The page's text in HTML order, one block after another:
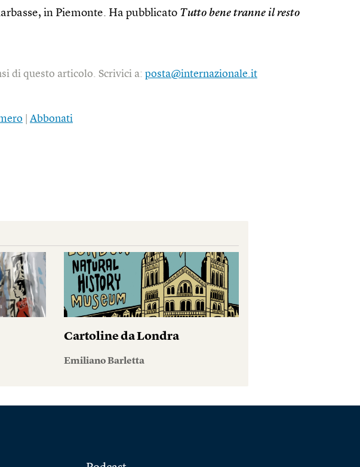
in Piemonte. Ha pubblicato Tutto bene tranne il resto
di questo articolo. Scrivici a: posta@internazionale.it
Abbonati
Cartoline da Londra
Emiliano Barletta